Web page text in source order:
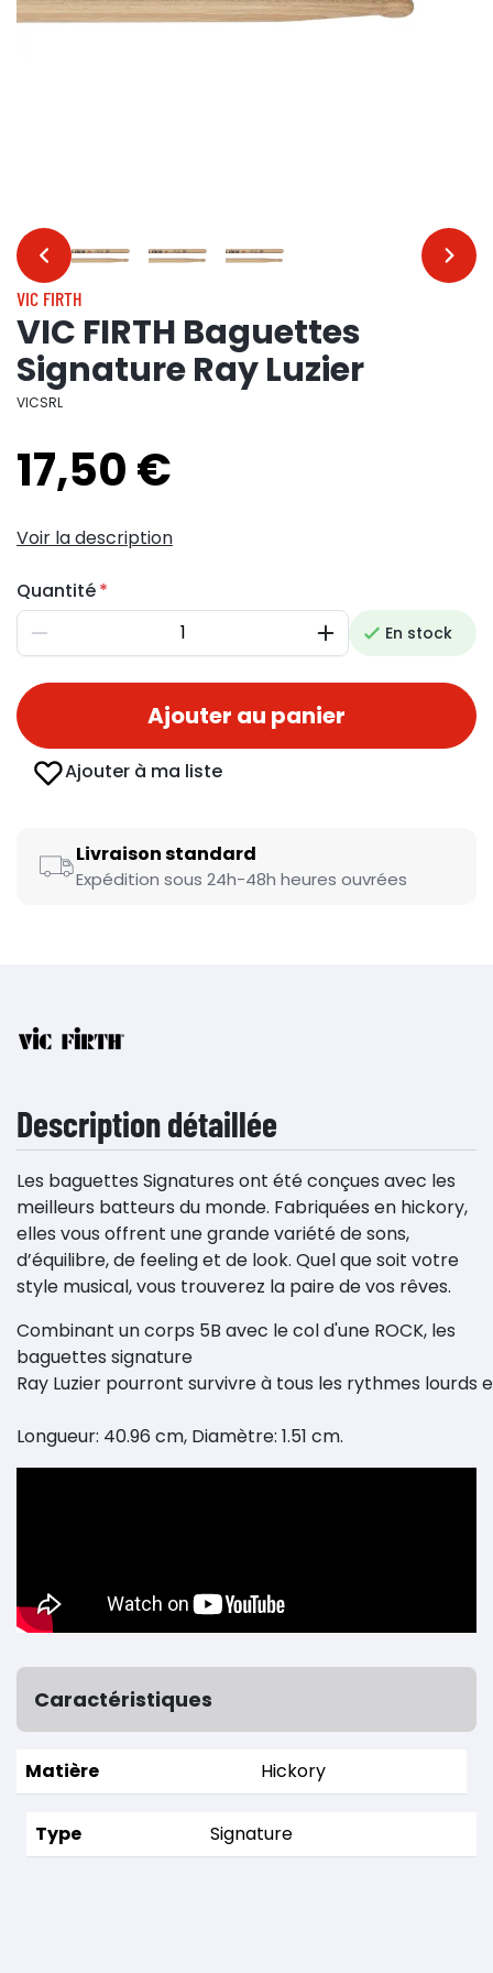
… …
VIC FIRTH
VIC FIRTH Baguettes
Signature Ray Luzier
VICSRL
17,50 €
Voir la description
Quantité
Diminuer AugmenterEn stock
Ajouter au panier
Ajouter à ma liste
Livraison standard
Expédition sous 24h-48h heures ouvrées
Description détaillée
Les baguettes Signatures ont été conçues avec les
meilleurs batteurs du monde. Fabriquées en hickory,
elles vous offrent une grande variété de sons,
d’équilibre, de feeling et de look. Quel que soit votre
style musical, vous trouverez la paire de vos rêves.
Combinant un corps 5B avec lecold'une ROCK, les
baguettes signature
Ray Luzier pourront survivreà tous les rythmes lourds
Longueur: 40.96 cm, Diamètre: 1.51 cm.
Caractéristiques
Matière Hickory
Type Signature